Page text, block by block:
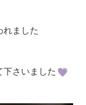
れました
さいました